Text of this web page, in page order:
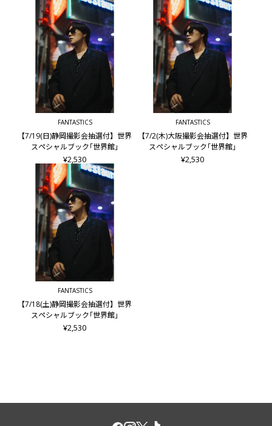
FANTASTICS
【7/19(日)静岡撮影会抽選付】世界
スペシャルブック｢世界館｣
¥2,530
FANTASTICS
【7/2(木)大阪撮影会抽選付】世界
スペシャルブック｢世界館｣
¥2,530
FANTASTICS
【7/18(土)静岡撮影会抽選付】世界
スペシャルブック｢世界館｣
¥2,530